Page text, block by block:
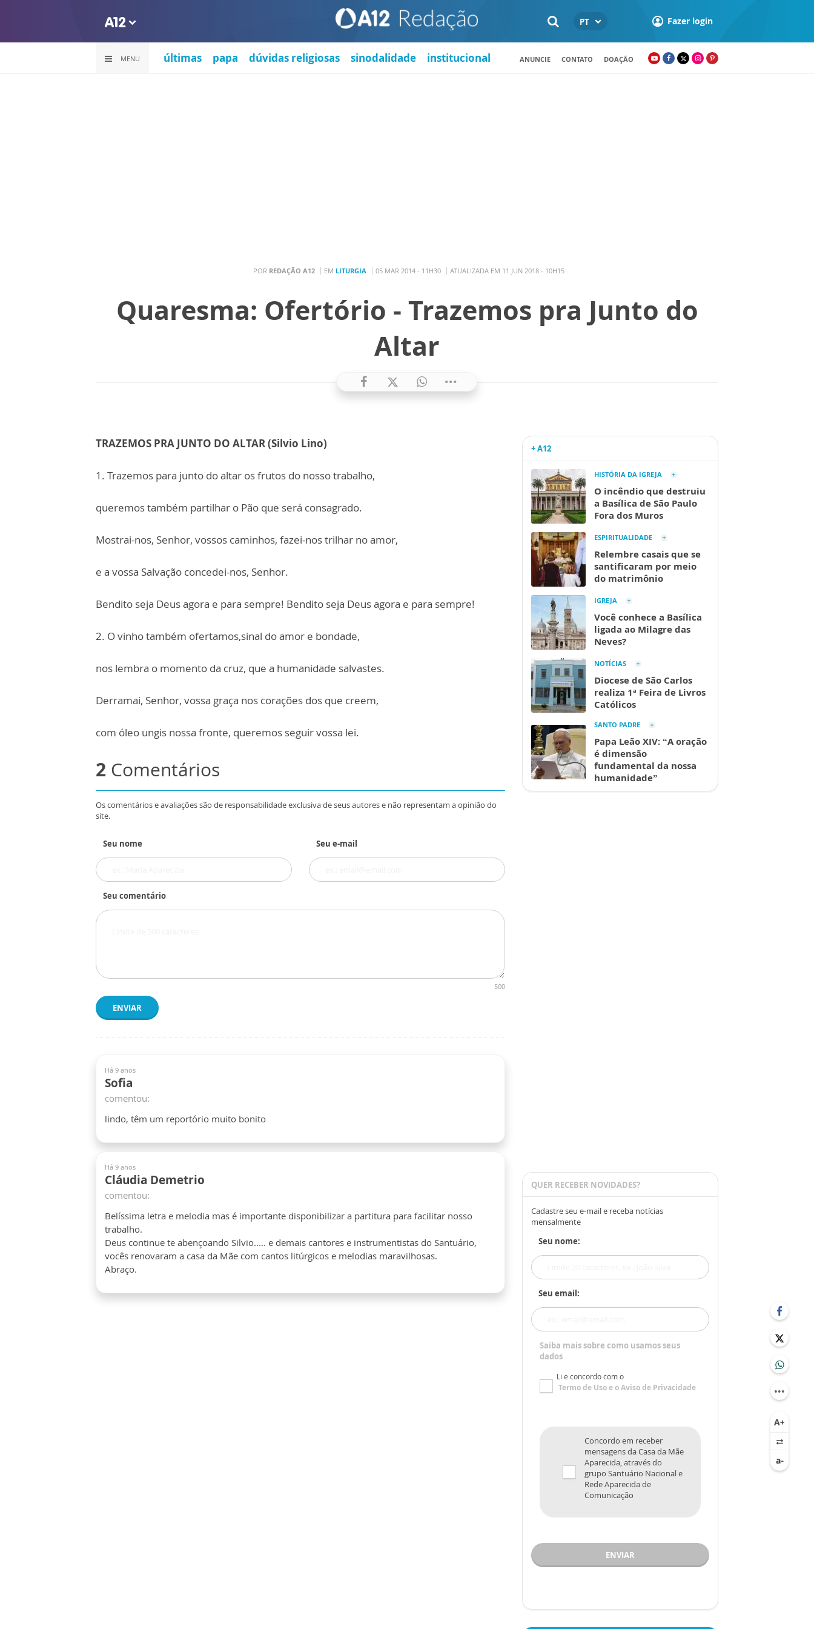
PT Fazer login
MENU últimas papa dúvidas religiosas sinodalidade institucional ANUNCIE CONTATO DOAÇÃO
POR REDAÇÃO A12 EM LITURGIA 05 MAR 2014 - 11H30 ATUALIZADA EM 11 JUN 2018 - 10H15
Quaresma: Ofertório - Trazemos pra Junto do
Altar
TRAZEMOS PRA JUNTO DO ALTAR (Silvio Lino)
1. Trazemos para junto do altar os frutos do nosso trabalho,
queremos também partilhar o Pão que será consagrado.
Mostrai-nos, Senhor, vossos caminhos, fazei-nos trilhar no amor,
e a vossa Salvação concedei-nos, Senhor.
Bendito seja Deus agora e para sempre! Bendito seja Deus agora e para sempre!
2. O vinho também ofertamos,sinal do amor e bondade,
nos lembra o momento da cruz, que a humanidade salvastes.
Derramai, Senhor, vossa graça nos corações dos que creem,
com óleo ungis nossa fronte, queremos seguir vossa lei.
2 Comentários
Os comentários e avaliações são de responsabilidade exclusiva de seus autores e não representam a opinião do
site.
Seu nome Seu e-mail
Seu comentário
500
ENVIAR
Há 9 anos
Sofia
comentou:
lindo, têm um reportório muito bonito
Há 9 anos
Cláudia Demetrio
comentou:
Belíssima letra e melodia mas é importante disponibilizar a partitura para facilitar nosso
trabalho.
Deus continue te abençoando Silvio..... e demais cantores e instrumentistas do Santuário,
vocês renovaram a casa da Mãe com cantos litúrgicos e melodias maravilhosas.
Abraço.
+ A12
HISTÓRIA DA IGREJA
O incêndio que destruiu
a Basílica de São Paulo
Fora dos Muros
ESPIRITUALIDADE
Relembre casais que se
santificaram por meio
do matrimônio
IGREJA
Você conhece a Basílica
ligada ao Milagre das
Neves?
NOTÍCIAS
Diocese de São Carlos
realiza 1ª Feira de Livros
Católicos
SANTO PADRE
Papa Leão XIV: “A oração
é dimensão
fundamental da nossa
humanidade”
QUER RECEBER NOVIDADES?
Cadastre seu e-mail e receba notícias
mensalmente
Seu nome:
Seu email:
Saiba mais sobre como usamos seus
dados
Li e concordo com o
Termo de Usoe oAviso de Privacidade
Concordo em receber
mensagens da Casa da Mãe
Aparecida, através do
grupo Santuário Nacional e
Rede Aparecida de
Comunicação
ENVIAR